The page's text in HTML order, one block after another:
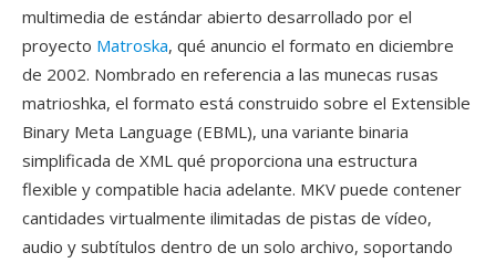
multimedia de estándar abierto desarrollado por el
proyecto Matroska, qué anuncio el formato en diciembre
de 2002. Nombrado en referencia a las munecas rusas
matrioshka, el formato está construido sobre el Extensible
Binary Meta Language (EBML), una variante binaria
simplificada de XML qué proporciona una estructura
flexible y compatible hacia adelante. MKV puede contener
cantidades virtualmente ilimitadas de pistas de vídeo,
audio y subtítulos dentro de un solo archivo, soportando